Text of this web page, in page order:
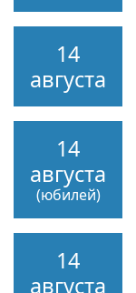
14
августа
14
августа
(юбилей)
14
августа